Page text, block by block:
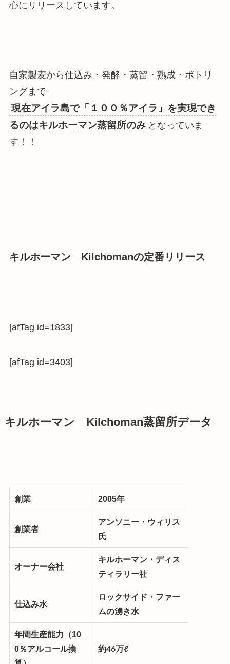
心にリリースしています。
自家製麦から仕込み・発酵・蒸留・熟成・ボトリ
ングまで
現在アイラ島で「１００％アイラ」を実現でき
るのはキルホーマン蒸留所のみ となっていま
す！！
キルホーマン Kilchomanの定番リリース
[afTag id=1833]
[afTag id=3403]
キルホーマン Kilchoman蒸留所データ
創業 2005年
創業者
アンソニー・ウィリス
氏
オーナー会社
キルホーマン・ディス
ティラリー社
仕込み水
ロックサイド・ファー
ムの湧き水
年間生産能力（10
0％アルコール換
約46万ℓ